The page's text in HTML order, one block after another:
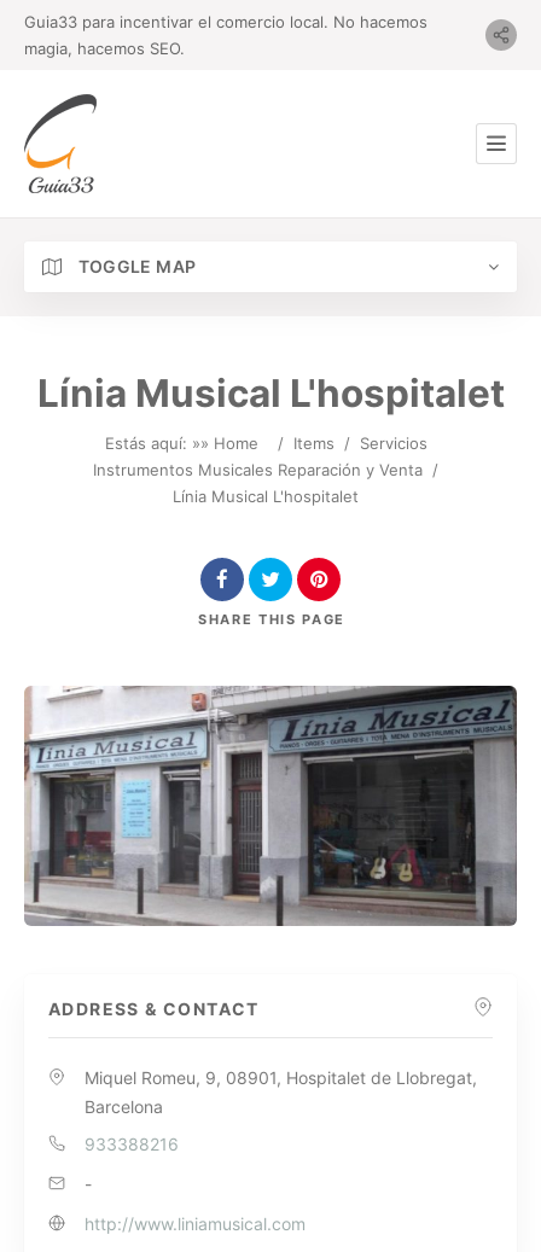
Guia33 para incentivar el comercio local. No hacemos
magia, hacemos SEO.
TOGGLE MAP
Línia Musical L'hospitalet
Estás aquí: »» Home / Items / Servicios
Instrumentos Musicales Reparación y Venta /
Línia Musical L'hospitalet
SHARE THIS PAGE
ADDRESS & CONTACT
Miquel Romeu, 9, 08901, Hospitalet de Llobregat,
Barcelona
933388216
-
http://www.liniamusical.com